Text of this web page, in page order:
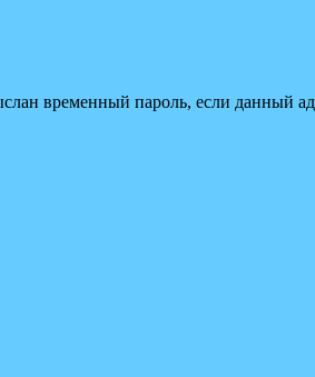
временный пароль, если данный